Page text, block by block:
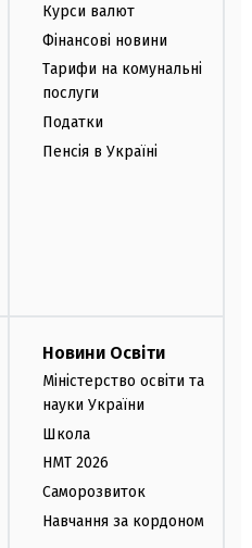
Курси валют
Фінансові новини
Тарифи на комунальні
послуги
Податки
Пенсія в Україні
Новини Освіти
Міністерство освіти та
науки України
Школа
НМТ 2026
Саморозвиток
Навчання за кордоном